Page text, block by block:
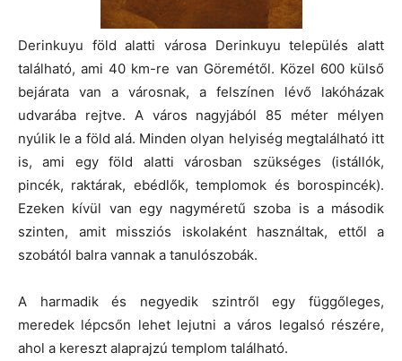
Derinkuyu föld alatti városa Derinkuyu település alatt
található, ami 40 km-re van Göremétől. Közel 600 külső
bejárata van a városnak, a felszínen lévő lakóházak
udvarába rejtve. A város nagyjából 85 méter mélyen
nyúlik le a föld alá. Minden olyan helyiség megtalálható itt
is, ami egy föld alatti városban szükséges (istállók,
pincék, raktárak, ebédlők, templomok és borospincék).
Ezeken kívül van egy nagyméretű szoba is a második
szinten, amit missziós iskolaként használtak, ettől a
szobától balra vannak a tanulószobák.
A harmadik és negyedik szintről egy függőleges,
meredek lépcsőn lehet lejutni a város legalsó részére,
ahol a kereszt alaprajzú templom található.